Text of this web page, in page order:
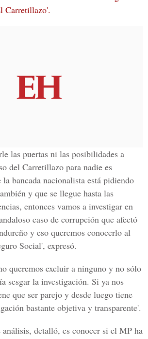
Carretillazo'.
las puertas ni las posibilidades a
del Carretillazo para nadie es
bancada nacionalista está pidiendo
y que se llegue hasta las
entonces vamos a investigar en
caso de corrupción que afectó
y eso queremos conocerlo al
Social', expresó.
queremos excluir a ninguno y no sólo
sesgar la investigación. Si ya nos
que ser parejo y desde luego tiene
bastante objetiva y transparente'.
detalló, es conocer si el MP ha